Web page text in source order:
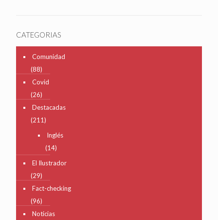
CATEGORIAS
Comunidad
(88)
Covid
(26)
Destacadas
(211)
Inglés
(14)
El Ilustrador
(29)
Fact-checking
(96)
Noticias